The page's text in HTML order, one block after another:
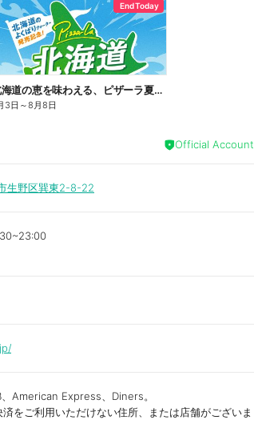
End Today
北海道の恵を味わえる、ピザーラ夏の特別企画!
3日 ～8月8日
Official Account
生野区巽東2-8-22
American Express、Diners。
をご利用いただけない住所、または店舗がございま